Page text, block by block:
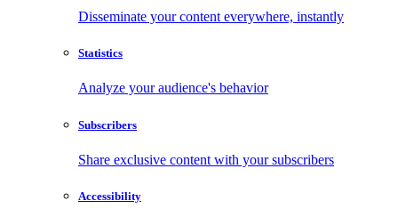
Disseminate your content everywhere, instantly
Statistics
Analyze your audience's behavior
Subscribers
Share exclusive content with your subscribers
Accessibility